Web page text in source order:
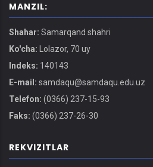
MANZIL:
Shahar: Samarqand shahri
Ko'cha: Lolazor, 70 uy
Indeks: 140143
E-mail: samdaqu@samdaqu.edu.uz
Telefon: (0366) 237-15-93
Faks: (0366) 237-26-30
REKVIZITLAR